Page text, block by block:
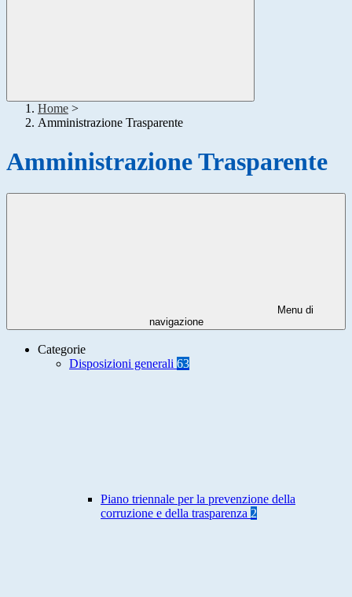
Home >
Amministrazione Trasparente
Amministrazione Trasparente
Menu di
navigazione
Categorie
Disposizioni generali 63
Piano triennale per la prevenzione della
corruzione e della trasparenza 2